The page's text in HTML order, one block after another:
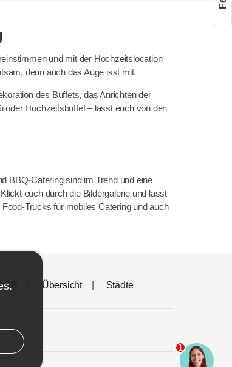
und mit der Hochzeitslocation
denn auch das Auge isst mit.
des Buffets, das Anrichten der
oder Hochzeitsbuffet – lasst euch von den
BBQ-Catering sind im Trend und eine
euch durch die Bildergalerie und lasst
Trucks für mobiles Catering und auch
Übersicht Städte
.
1